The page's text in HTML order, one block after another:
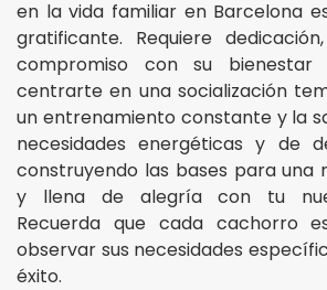
en la vida familiar en Barcelona
gratificante. Requiere
compromiso con su bienestar
centrarte en una socialización
un entrenamiento constante y la
necesidades energéticas y de
construyendo las bases para una
y llena de alegría con tu
Recuerda que cada cachorro
observar sus necesidades
éxito.